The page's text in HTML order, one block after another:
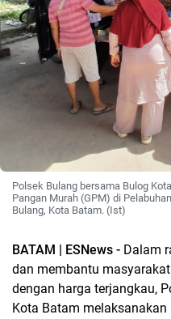
Polsek Bulang bersama Bulog
Pangan Murah (GPM) di
Bulang, Kota Batam. (Ist)
BATAM | ESNews - Dalam
dan membantu
dengan harga terjangkau,
Kota Batam melaksanakan